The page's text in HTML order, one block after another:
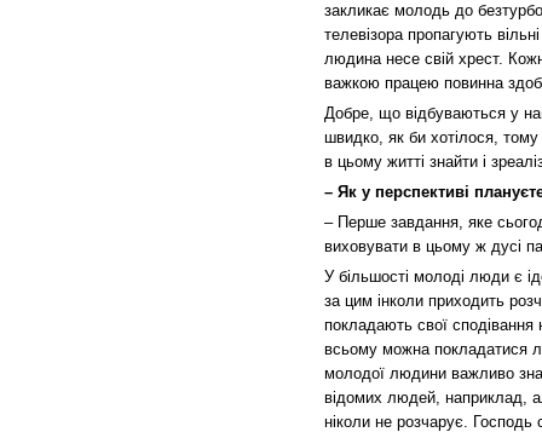
закликає молодь до
телевізора пропагують
людина несе свій хрест.
важкою працею повинна
Добре, що відбуваються у
швидко, як би хотілося,
в цьому житті знайти і
– Як у перспективі
– Перше завдання, яке
виховувати в цьому ж дусі
У більшості молоді люди є
за цим інколи приходить
покладають свої
всьому можна покладатися
молодої людини важливо
відомих людей, наприклад,
ніколи не розчарує.